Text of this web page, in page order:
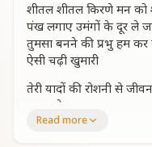
शीतल शीतल किरणे मन को
पंख लगाए उमंगों के दूर ले
तुमसा बनने की प्रभु हम कर
ऐसी चढ़ी खुमारी
तेरी यादों की रोशनी से
पाकर तेरा सहारा
कुदरत का नजारा प्यारा पर
Read more